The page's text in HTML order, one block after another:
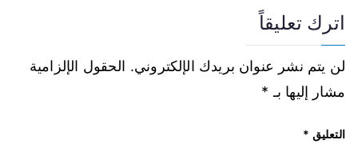
اترك تعليقاً
لن يتم نشر عنوان بريدك الإلكتروني. الحقول الإلزامية
مشار إليها بـ *
التعليق *